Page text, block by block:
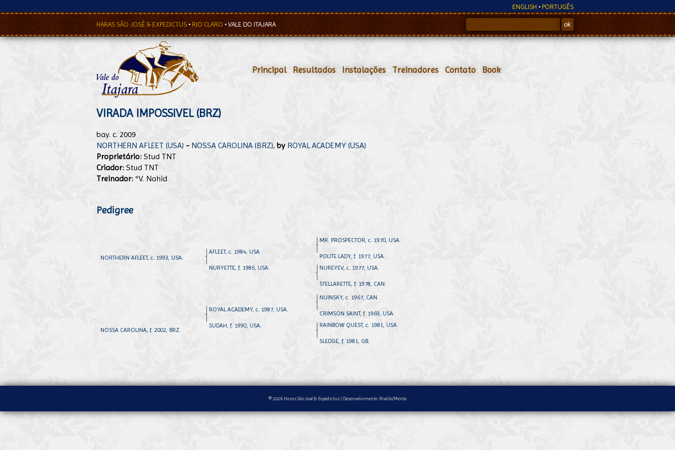
ENGLISH • PORTUGÊS
HARAS SÃO JOSÉ & EXPEDICTUS • RIO CLARO •VALE DO ITAJARA
Principal• Resultados • Instalações • Treinadores Contato • Book
VIRADA IMPOSSIVEL (BRZ)
bay. c. 2009
NORTHERN AFLEET (USA) - NOSSA CAROLINA (BRZ), by ROYAL ACADEMY (USA)
Proprietário: Stud TNT
Criador: Stud TNT
Treinador: *V. Nahid
Pedigree
NORTHERN AFLEET, c. 1993, USA.
NOSSA CAROLINA, f. 2002, BRZ.
AFLEET, c. 1984, USA.
NURYETTE, f. 1986, USA.
ROYAL ACADEMY, c. 1987, USA.
SUDAH, f. 1990, USA.
MR. PROSPECTOR, c. 1970, USA.
POLITE LADY, f. 1977, USA.
NUREYEV, c. 1977, USA.
STELLARETTE, f. 1978, CAN.
NIJINSKY, c. 1967, CAN.
CRIMSON SAINT, f. 1969, USA.
RAINBOW QUEST, c. 1981, USA.
SLEDGE, f. 1981, GB.
© 2026 Haras São José & Expedictus | Desenvolvimento: Rivello/Menta